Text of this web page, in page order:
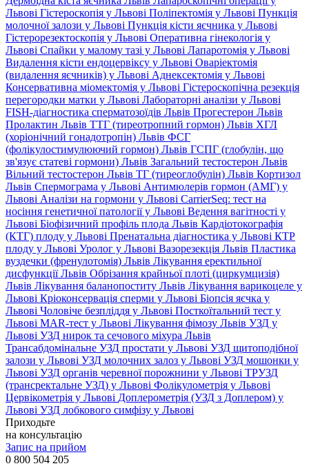
Львові Гістероскопія у Львові Поліпектомія у Львові Пункція
молочної залози у Львові Пункція кісти яєчника у Львові
Гістерорезектоскопія у Львові Оперативна гінекологія у
Львові Спайки у малому тазі у Львові Лапаротомія у Львові
Видалення кісти ендоцервіксу у Львові Оваріектомія
(видалення яєчників) у Львові Аднексектомія у Львові
Консервативна міомектомія у Львові Гістероскопічна резекція
перегородки матки у Львові Лабораторні аналізи у Львові
FISH-діагностика сперматозоїдів Львів Прогестерон Львів
Пролактин Львів ТТГ (тиреотропний гормон) Львів ХГЛ
(хоріонічний гонадотропін) Львів ФСГ
(фолікулостимулюючий гормон) Львів ГСПГ (глобулін, що
зв'язує статеві гормони) Львів Загальний тестостерон Львів
Вільний тестостерон Львів ТГ (тиреоглобулін) Львів Кортизол
Львів Спермограма у Львові Антимюлерів гормон (АМГ) у
Львові Аналізи на гормони у Львові CarrierSeq: тест на
носіння генетичної патології у Львові Ведення вагітності у
Львові Біофізичний профіль плода Львів Кардіотокографія
(КТГ) плоду у Львові Пренатальна діагностика у Львові КТР
плоду у Львові Уролог у Львові Вазорезекція Львів Пластика
вуздечки (френулотомія) Львів Лікування еректильної
дисфункції Львів Обрізання крайньої плоті (циркумцизія)
Львів Лікування баланопоститу Львів Лікування варикоцеле у
Львові Кріоконсервація сперми у Львові Біопсія яєчка у
Львові Чоловіче безпліддя у Львові Посткоїтальний тест у
Львові MAR-тест у Львові Лікування фімозу Львів УЗД у
Львові УЗД нирок та сечового міхура Львів
Трансабдомінальне УЗД простати у Львові УЗД щитоподібної
залози у Львові УЗД молочних залоз у Львові УЗД мошонки у
Львові УЗД органів черевної порожнини у Львові ТРУЗД
(трансректальне УЗД) у Львові Фолікулометрія у Львові
Цервікометрія у Львові Доплерометрія (УЗД з Доплером) у
Львові УЗД лобкового симфізу у Львові
Приходьте
на консультацію
Запис на прийом
0 800 504 205